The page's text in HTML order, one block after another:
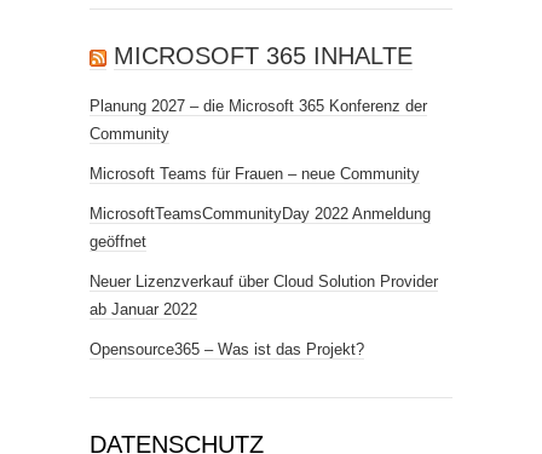
MICROSOFT 365 INHALTE
Planung 2027 – die Microsoft 365 Konferenz der
Community
Microsoft Teams für Frauen – neue Community
MicrosoftTeamsCommunityDay 2022 Anmeldung
geöffnet
Neuer Lizenzverkauf über Cloud Solution Provider
ab Januar 2022
Opensource365 – Was ist das Projekt?
DATENSCHUTZ